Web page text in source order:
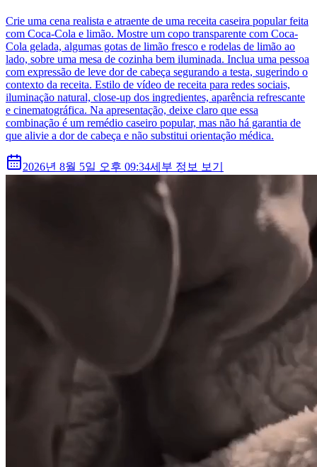
Crie uma cena realista e atraente de uma receita caseira popular feita
com Coca-Cola e limão. Mostre um copo transparente com Coca-
Cola gelada, algumas gotas de limão fresco e rodelas de limão ao
lado, sobre uma mesa de cozinha bem iluminada. Inclua uma pessoa
com expressão de leve dor de cabeça segurando a testa, sugerindo o
contexto da receita. Estilo de vídeo de receita para redes sociais,
iluminação natural, close-up dos ingredientes, aparência refrescante
e cinematográfica. Na apresentação, deixe claro que essa
combinação é um remédio caseiro popular, mas não há garantia de
que alivie a dor de cabeça e não substitui orientação médica.
2026년 8월 5일 오후 09:34세부 정보 보기